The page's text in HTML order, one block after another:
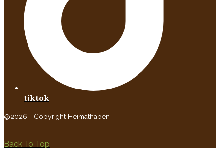
tiktok
@2026 - Copyright Heimathaben
Back To Top